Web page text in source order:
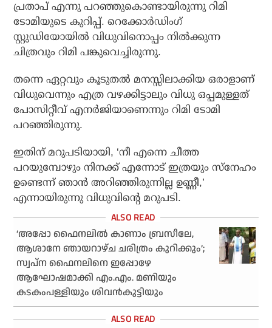
പ്രതാപ് എന്നു പറഞ്ഞുകൊണ്ടായിരുന്നു റിമി
ടോമിയുടെ കുറിപ്പ്. റെക്കോര്‍ഡിംഗ്
സ്റ്റുഡിയോയില്‍ വിധുവിനൊപ്പം നില്‍ക്കുന്ന
ചിത്രവും റിമി പങ്കുവെച്ചിരുന്നു.
തന്നെ ഏറ്റവും കൂടുതല്‍ മനസ്സിലാക്കിയ ഒരാളാണ്
വിധുവെന്നും എത്ര വഴക്കിട്ടാലും വിധു ഒപ്പമുള്ളത്
പോസിറ്റീവ് എനര്‍ജിയാണെന്നും റിമി ടോമി
പറഞ്ഞിരുന്നു.
ഇതിന് മറുപടിയായി, ‘നീ എന്നെ ചീത്ത
പറയുമ്പോഴും നിനക്ക് എന്നോട് ഇത്രയും സ്‌നേഹം
ഉണ്ടെന്ന് ഞാന്‍ അറിഞ്ഞിരുന്നില്ല ഉണ്ണീ,’
എന്നായിരുന്നു വിധുവിന്റെ മറുപടി.
‘അപ്പോ ഫൈനലില്‍ കാണാം ബ്രസീലേ,
ആശാനേ ഞായറാഴ്ച ചരിത്രം കുറിക്കും’;
സ്വപ്‌ന ഫൈനലിനെ ഇപ്പോഴേ
ആഘോഷമാക്കി എം.എം. മണിയും
കടകംപള്ളിയും ശിവന്‍കുട്ടിയും